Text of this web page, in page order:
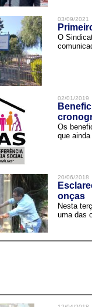
03/09/2021
O
02/01/2019
Os
que
20/06/2018
onças
Nesta
uma das